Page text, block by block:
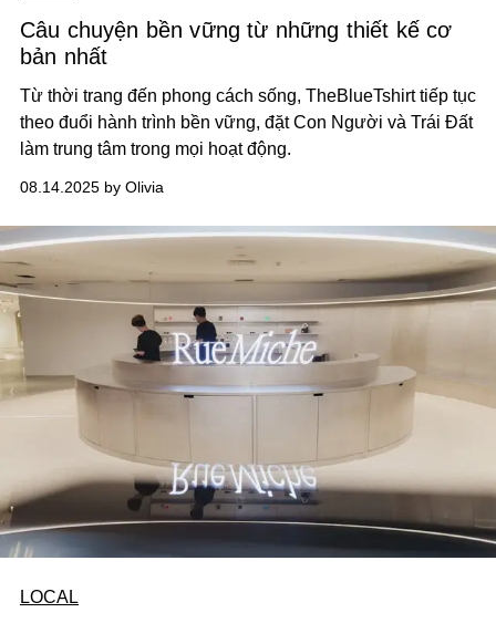
Câu chuyện bền vững từ những thiết kế cơ
bản nhất
Từ thời trang đến phong cách sống, TheBlueTshirt tiếp tục
theo đuổi hành trình bền vững, đặt Con Người và Trái Đất
làm trung tâm trong mọi hoạt động.
08.14.2025 by Olivia
LOCAL